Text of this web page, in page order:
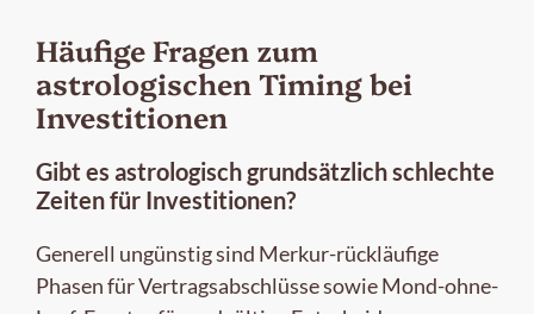
Häufige Fragen zum
astrologischen Timing bei
Investitionen
Gibt es astrologisch grundsätzlich schlechte
Zeiten für Investitionen?
Generell ungünstig sind Merkur-rückläufige
Phasen für Vertragsabschlüsse sowie Mond-ohne-